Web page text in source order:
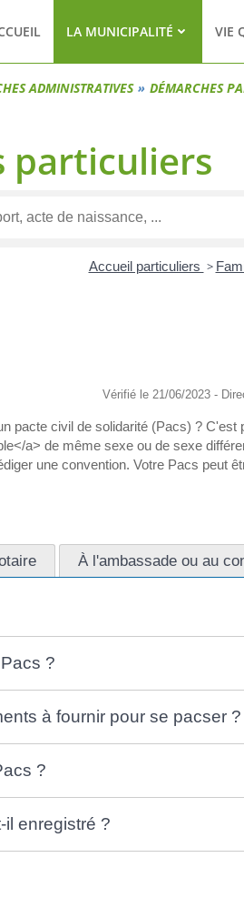
LA MUNICIPALITÉ VIE
ADMINISTRATIVES DÉMARCHES
particuliers
Accueil particuliers >
Vérifié le 21/06/2023 -
pacte civil de solidarité (Pacs) ?
a> de même sexe ou de sexe
une convention. Votre Pacs peut
À l'ambassade ou au
?
à fournir pour se pacser ?
?
il enregistré ?